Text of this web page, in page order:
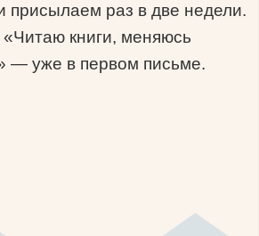
присылаем раз в две недели.
«Читаю книги, меняюсь
— уже в первом письме.